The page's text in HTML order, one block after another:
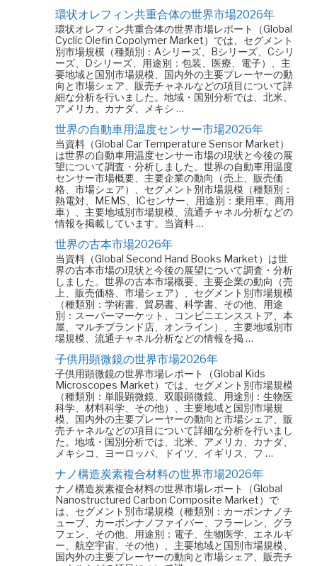
環状オレフィン共重合体の世界市場2026年
環状オレフィン共重合体の世界市場レポート（Global
Cyclic Olefin Copolymer Market）では、セグメント
別市場規模（種類別：Aシリーズ、Bシリーズ、Cシリ
ーズ、Dシリーズ、用途別：包装、医療、電子）、主
要地域と国別市場規模、国内外の主要プレーヤーの動
向と市場シェア、販売チャネルなどの項目について詳
細な分析を行いました。地域・国別分析では、北米、
アメリカ、カナダ、メキシ …
世界の自動車用温度センサー市場2026年
当資料（Global Car Temperature Sensor Market）
は世界の自動車用温度センサー市場の現状と今後の展
望について調査・分析しました。世界の自動車用温度
センサー市場概要、主要企業の動向（売上、販売価
格、市場シェア）、セグメント別市場規模（種類別：
熱電対、MEMS、ICセンサー、用途別：乗用車、商用
車）、主要地域別市場規模、流通チャネル分析などの
情報を掲載しています。当資料 …
世界の古本市場2026年
当資料（Global Second Hand Books Market）は世
界の古本市場の現状と今後の展望について調査・分析
しました。世界の古本市場概要、主要企業の動向（売
上、販売価格、市場シェア）、セグメント別市場規模
（種類別：学術書、貿易書、科学書、その他、用途
別：スーパーマーケット、コンビニエンスストア、本
屋、マルチブランド店、オンライン）、主要地域別市
場規模、流通チャネル分析などの情報を掲 …
子供用顕微鏡の世界市場2026年
子供用顕微鏡の世界市場レポート（Global Kids
Microscopes Market）では、セグメント別市場規模
（種類別：単眼顕微鏡、双眼顕微鏡、用途別：生物医
科学、材料科学、その他）、主要地域と国別市場規
模、国内外の主要プレーヤーの動向と市場シェア、販
売チャネルなどの項目について詳細な分析を行いまし
た。地域・国別分析では、北米、アメリカ、カナダ、
メキシコ、ヨーロッパ、ドイツ、イギリス、フ …
ナノ構造炭素複合材料の世界市場2026年
ナノ構造炭素複合材料の世界市場レポート（Global
Nanostructured Carbon Composite Market）で
は、セグメント別市場規模（種類別：カーボンナノチ
ューブ、カーボンナノファイバー、フラーレン、グラ
フェン、その他、用途別：電子、生物医学、エネルギ
ー、航空宇宙、その他）、主要地域と国別市場規模、
国内外の主要プレーヤーの動向と市場シェア、販売チ